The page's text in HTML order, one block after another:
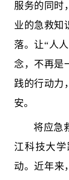
服务的同时
业的急救知
落。让“人
念，不再是
践的行动力
安。
将应急
江科技大
动。近年来